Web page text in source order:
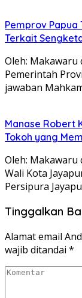
Pemprov Papua
Terkait
Oleh: Makawaru
Pemerintah
jawaban
Manase Robert
Tokoh yang
Oleh: Makawaru
Wali Kota
Persipura
Tinggalkan
Alamat email
wajib ditandai *